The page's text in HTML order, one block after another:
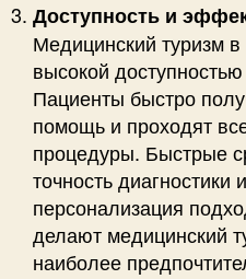
Доступность и
Медицинский туризм
высокой
Пациенты быстро
помощь и проходят
процедуры. Быстрые
точность диагностики
персонализация
делают медицинский
наиболее